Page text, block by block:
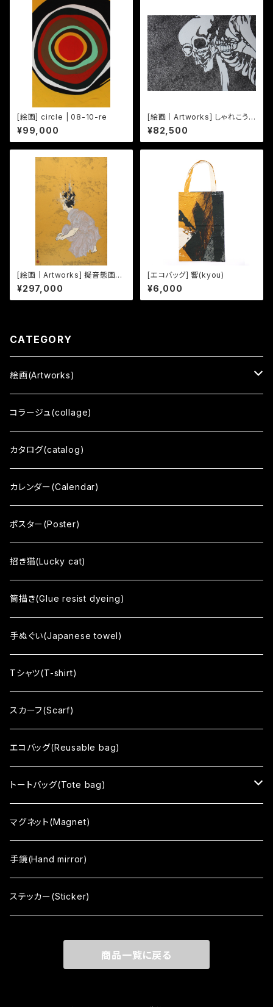
[絵画] circle | 08-10-re
¥99,000
[絵画｜Artworks] しゃれこう
べ Sharekoube -01-
¥82,500
[絵画｜Artworks] 擬音態画伝
ゆたゆた｜Yutayuta
¥297,000
[エコバッグ] 響(kyou)
¥6,000
CATEGORY
絵画(Artworks)
三十三応現身波図 -明日への精神-
擬音態画伝
ひとうみ
いはれてみれば
響 - reverberation -
間 - HAZAMA -
circle
Soso
Sharekoube
no mean
まちむすめ
tone
color
vino
コラージュ(collage)
カタログ(catalog)
カレンダー(Calendar)
ポスター(Poster)
招き猫(Lucky cat)
筒描き(Glue resist dyeing)
手ぬぐい(Japanese towel)
Tシャツ(T-shirt)
スカーフ(Scarf)
エコバッグ(Reusable bag)
トートバッグ(Tote bag)
black
white
まちむすめ
マグネット(Magnet)
手鏡(Hand mirror)
ステッカー(Sticker)
商品一覧に戻る